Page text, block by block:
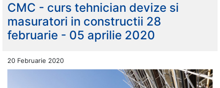
CMC - curs tehnician devize si
masuratori in constructii 28
februarie - 05 aprilie 2020
20 Februarie 2020